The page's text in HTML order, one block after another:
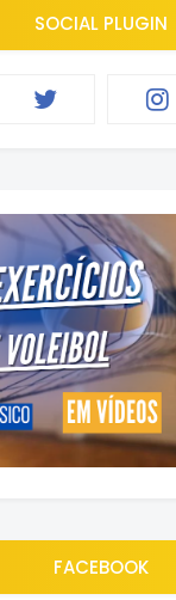
SOCIAL PLUGIN
FACEBOOK